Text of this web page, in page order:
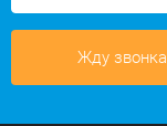
Жду звонка